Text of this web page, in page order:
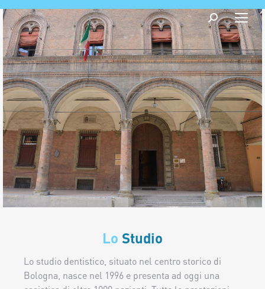
Cerca:
Lo Studio
Lo studio dentistico, situato nel centro storico di
Bologna, nasce nel 1996 e presenta ad oggi una